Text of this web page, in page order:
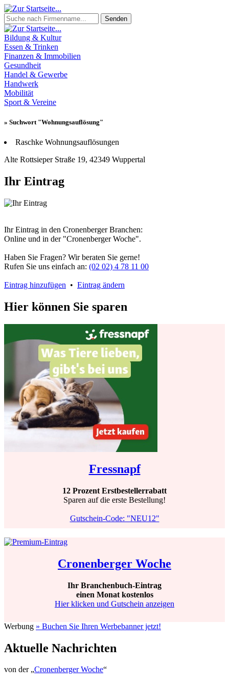
Senden
Bildung & Kultur
Essen & Trinken
Finanzen & Immobilien
Gesundheit
Handel & Gewerbe
Handwerk
Mobilität
Sport & Vereine
» Suchwort "Wohnungsauflösung"
Raschke Wohnungsauflösungen
Alte Rottsieper Straße 19, 42349 Wuppertal
Ihr Eintrag
Ihr Eintrag in den Cronenberger Branchen:
Online und in der "Cronenberger Woche".
Haben Sie Fragen? Wir beraten Sie gerne!
Rufen Sie uns einfach an: (02 02) 4 78 11 00
Eintrag hinzufügen • Eintrag ändern
Hier können Sie sparen
Fressnapf
12 Prozent Erstbestellerrabatt
Sparen auf die erste Bestellung!
Gutschein-Code: "NEU12"
Cronenberger Woche
Ihr Branchenbuch-Eintrag
einen Monat kostenlos
Hier klicken und Gutschein anzeigen
Werbung » Buchen Sie Ihren Werbebanner jetzt!
Aktuelle Nachrichten
von der „Cronenberger Woche“